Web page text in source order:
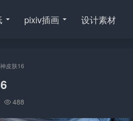
pixiv插画 设计素材
皮肤16
 488